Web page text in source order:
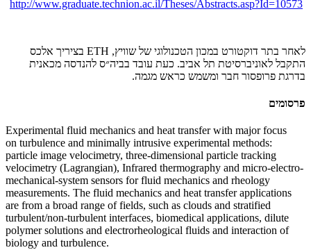
http://www.graduate.technion.ac.il/Theses/Abstracts.asp?Id=10573
לאחר בתר דוקטורט במכון הטכנולוגי של שוויץ, ETH בציריך אלכס
התקבל לאוניברסיטת תל אביב. כעת עובד בביה״ס להנדסה מכאנית
בדרגת פרופסור חבר ומשמש כראש מגמה.
פרסומים
Experimental fluid mechanics and heat transfer with major focus
on turbulence and minimally intrusive experimental methods:
particle image velocimetry, three-dimensional particle tracking
velocimetry (Lagrangian), Infrared thermography and micro-electro-
mechanical-system sensors for fluid mechanics and rheology
measurements. The fluid mechanics and heat transfer applications
are from a broad range of fields, such as clouds and stratified
turbulent/non-turbulent interfaces, biomedical applications, dilute
polymer solutions and electrorheological fluids and interaction of
biology and turbulence.